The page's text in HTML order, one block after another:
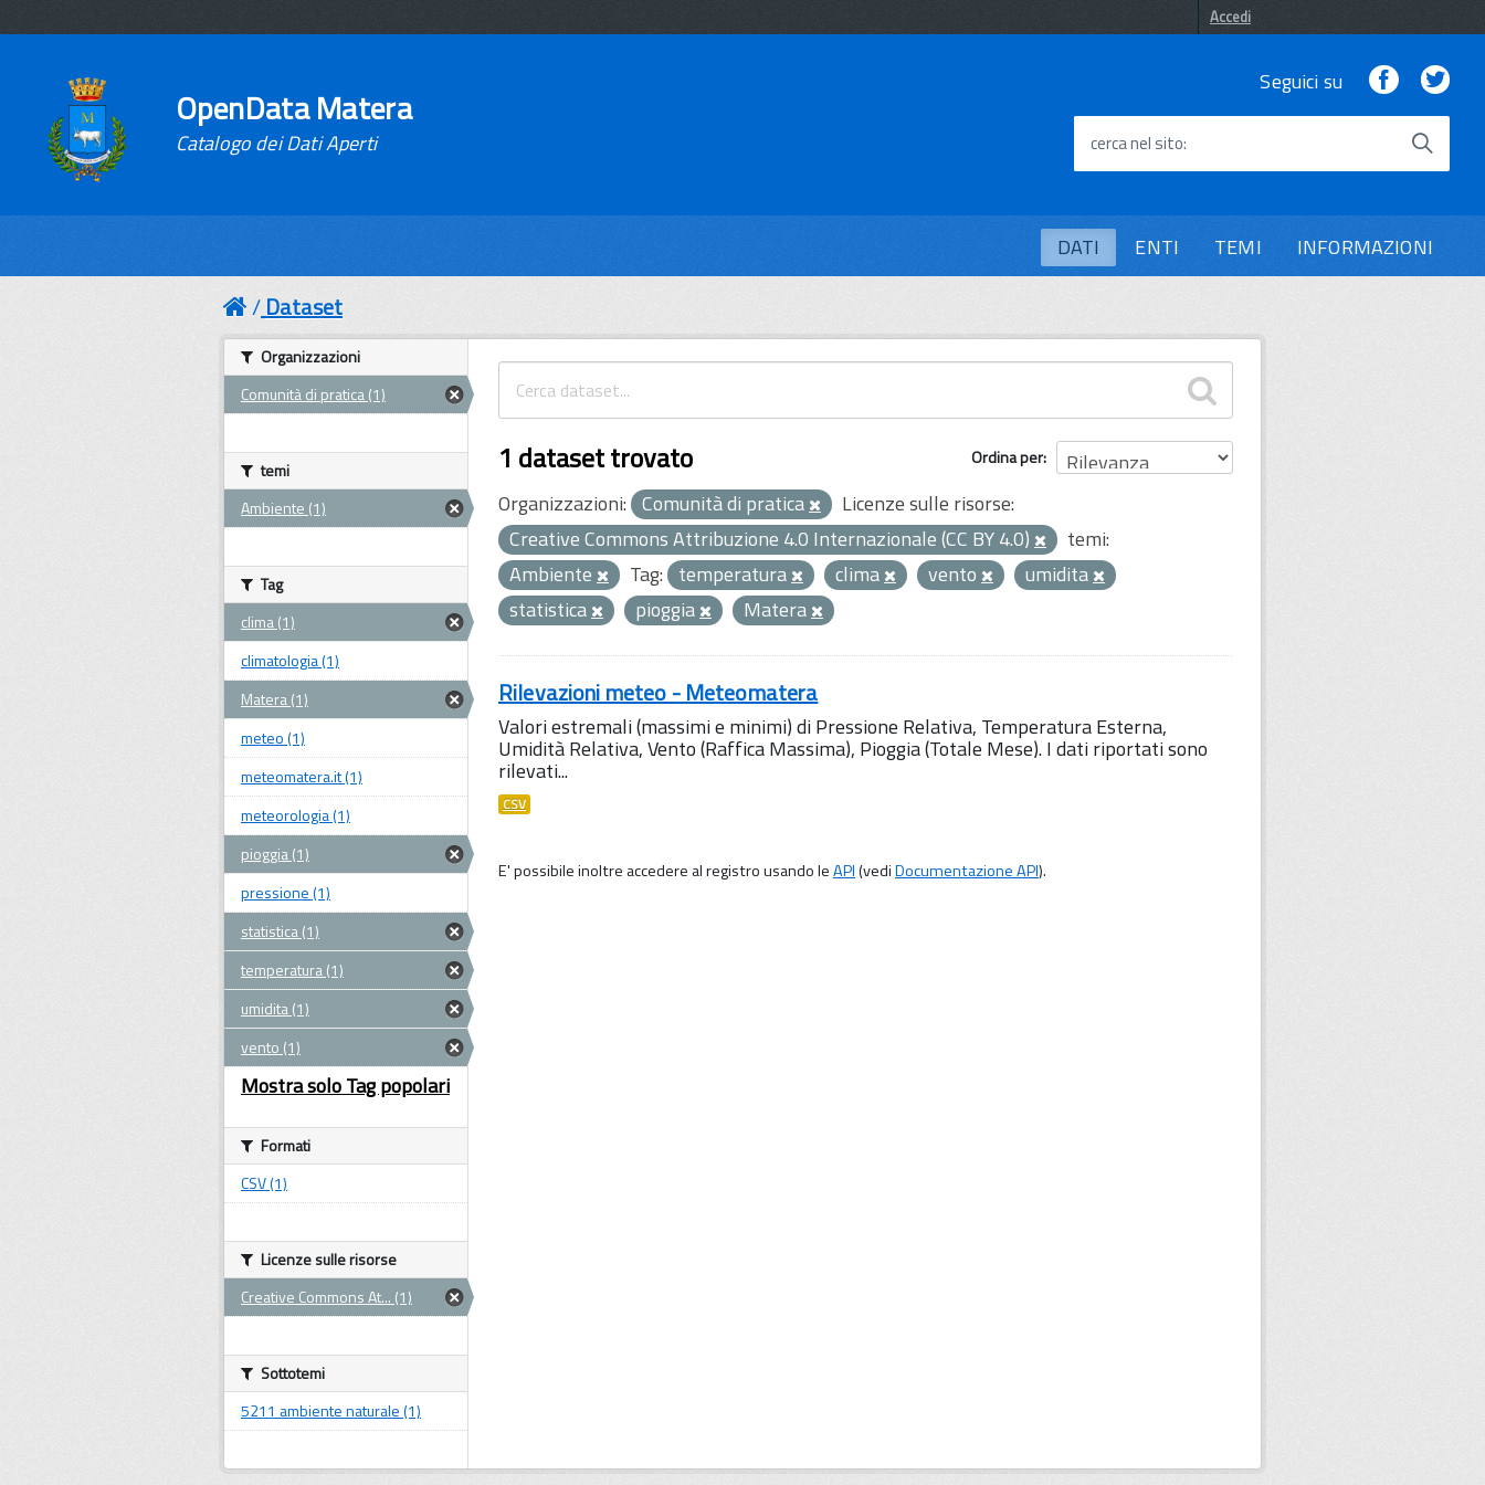
Accedi
OpenData Matera
Catalogo dei Dati Aperti
Seguici su Facebook
cerca nel sito
DATI ENTI TEMI INFORMAZIONI
Dataset
Ordina per
1 dataset trovato
Organizzazioni: Comunità di pratica
Licenze sulle risorse:
Creative Commons Attribuzione 4.0 Internazionale (CC BY 4.0)
temi:
Ambiente
Tag: temperatura clima vento
umidita
statistica
pioggia Matera
Rilevazioni meteo - Meteomatera
Valori estremali (massimi e minimi) di Pressione Relativa, Temperatura Esterna,
Umidità Relativa, Vento (Raffica Massima), Pioggia (Totale Mese). I dati riportati sono
rilevati...
CSV
E' possibile inoltre accedere al registro usando leAPI(vediDocumentazione API).
Organizzazioni
Comunità di pratica (1)
temi
Ambiente (1)
Tag
clima (1)
climatologia (1)
Matera (1)
meteo (1)
meteomatera.it (1)
meteorologia (1)
pioggia (1)
pressione (1)
statistica (1)
temperatura (1)
umidita (1)
vento (1)
Mostra solo Tag popolari
Formati
CSV (1)
Licenze sulle risorse
Creative Commons At... (1)
Sottotemi
5211 ambiente naturale (1)